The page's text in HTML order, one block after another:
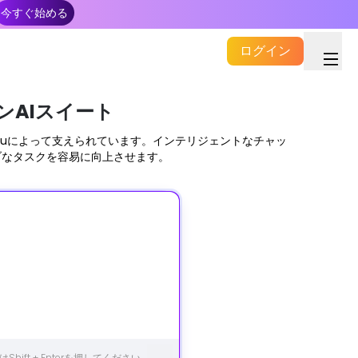
今すぐ始める
ログイン
AIスイート
って支えられています。インテリジェントなチャッ
タスクを容易に向上させます。